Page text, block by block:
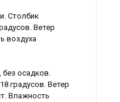
Столбик
Ветер
воздуха
без осадков.
градусов. Ветер
Влажность